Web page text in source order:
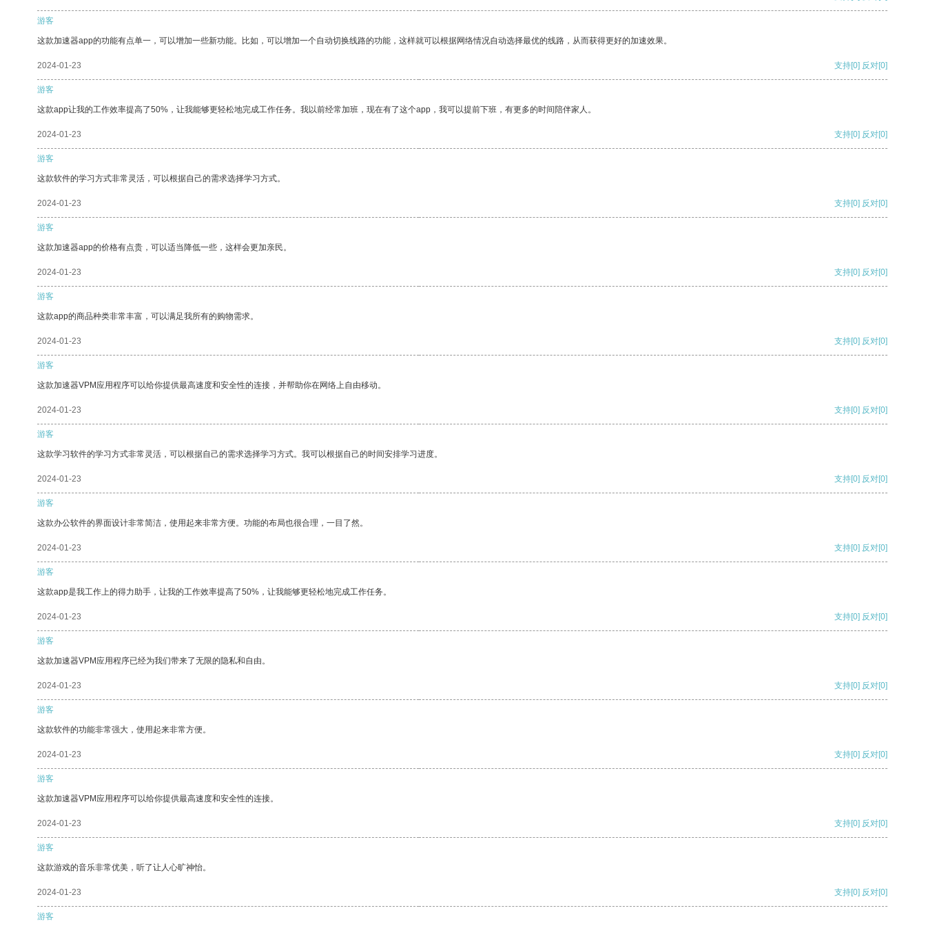
游客
这款加速器app的功能有点单一，可以增加一些新功能。比如，可以增加一个自动切换线路的功能，这样就可以根据网络情况自动选择最优的线路，从而获得更好的加速效果。
2024-01-23 支持[0] 反对[0]
游客
这款app让我的工作效率提高了50%，让我能够更轻松地完成工作任务。我以前经常加班，现在有了这个app，我可以提前下班，有更多的时间陪伴家人。
2024-01-23 支持[0] 反对[0]
游客
这款软件的学习方式非常灵活，可以根据自己的需求选择学习方式。
2024-01-23 支持[0] 反对[0]
游客
这款加速器app的价格有点贵，可以适当降低一些，这样会更加亲民。
2024-01-23 支持[0] 反对[0]
游客
这款app的商品种类非常丰富，可以满足我所有的购物需求。
2024-01-23 支持[0] 反对[0]
游客
这款加速器VPM应用程序可以给你提供最高速度和安全性的连接，并帮助你在网络上自由移动。
2024-01-23 支持[0] 反对[0]
游客
这款学习软件的学习方式非常灵活，可以根据自己的需求选择学习方式。我可以根据自己的时间安排学习进度。
2024-01-23 支持[0] 反对[0]
游客
这款办公软件的界面设计非常简洁，使用起来非常方便。功能的布局也很合理，一目了然。
2024-01-23 支持[0] 反对[0]
游客
这款app是我工作上的得力助手，让我的工作效率提高了50%，让我能够更轻松地完成工作任务。
2024-01-23 支持[0] 反对[0]
游客
这款加速器VPM应用程序已经为我们带来了无限的隐私和自由。
2024-01-23 支持[0] 反对[0]
游客
这款软件的功能非常强大，使用起来非常方便。
2024-01-23 支持[0] 反对[0]
游客
这款加速器VPM应用程序可以给你提供最高速度和安全性的连接。
2024-01-23 支持[0] 反对[0]
游客
这款游戏的音乐非常优美，听了让人心旷神怡。
2024-01-23 支持[0] 反对[0]
游客